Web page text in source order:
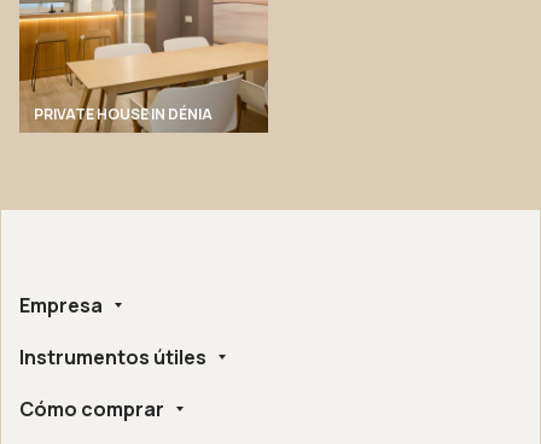
PRIVATE HOUSE IN DÉNIA
Empresa
Sobre nosotros
Certificaciones Éticas y Ambientales
Instrumentos útiles
Whistleblowing
Cómo comprar